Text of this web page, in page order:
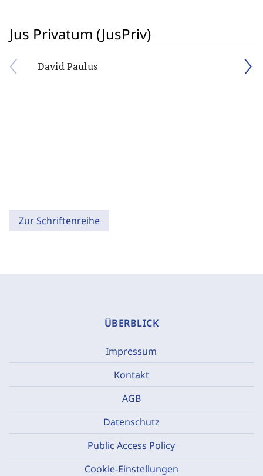
Jus Privatum (JusPriv)
David Paulus
Zur Schriftenreihe
ÜBERBLICK
Impressum
Kontakt
AGB
Datenschutz
Public Access Policy
Cookie-Einstellungen